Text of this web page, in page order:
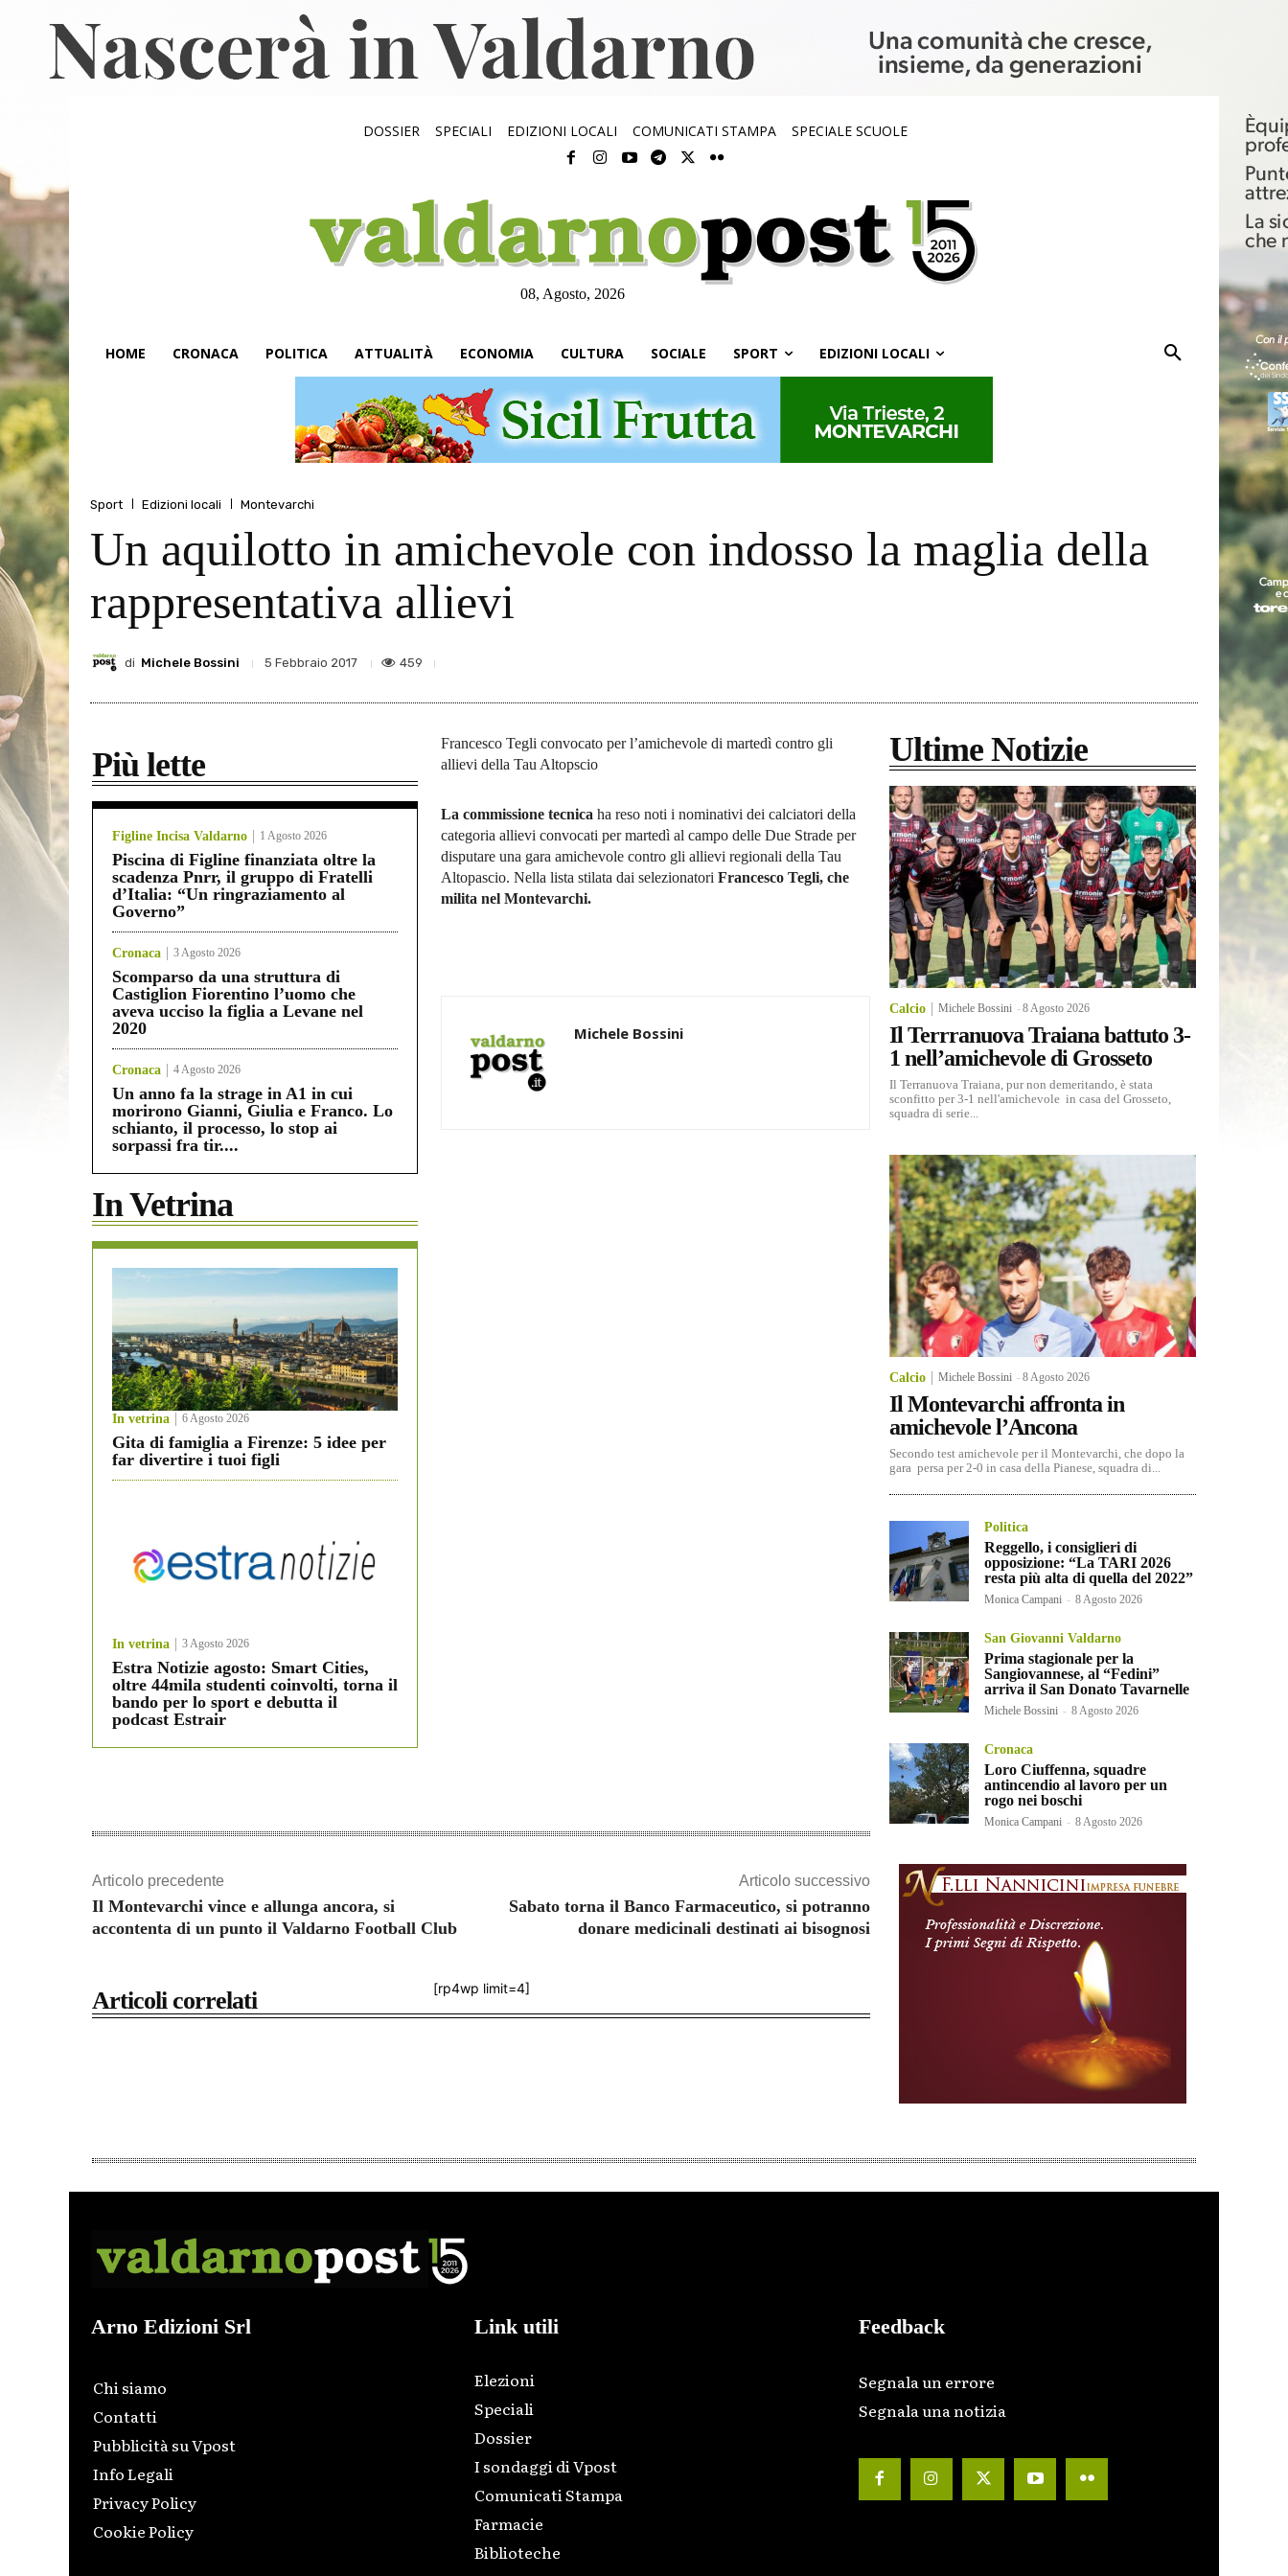
DOSSIER SPECIALI EDIZIONI LOCALI COMUNICATI STAMPA SPECIALE SCUOLE
08, Agosto, 2026
HOME CRONACA POLITICA ATTUALITÀ ECONOMIA CULTURA SOCIALE SPORT EDIZIONI LOCALI
Sport Edizioni locali Montevarchi
Un aquilotto in amichevole con indosso la maglia della
rappresentativa allievi
di Michele Bossini 5 Febbraio 2017 459
Più lette
Figline Incisa Valdarno 1 Agosto 2026
Piscina di Figline finanziata oltre la
scadenza Pnrr, il gruppo di Fratelli
d’Italia: “Un ringraziamento al
Governo”
Cronaca 3 Agosto 2026
Scomparso da una struttura di
Castiglion Fiorentino l’uomo che
aveva ucciso la figlia a Levane nel
2020
Cronaca 4 Agosto 2026
Un anno fa la strage in A1 in cui
morirono Gianni, Giulia e Franco. Lo
schianto, il processo, lo stop ai
sorpassi fra tir....
In Vetrina
In vetrina 6 Agosto 2026
Gita di famiglia a Firenze: 5 idee per
far divertire i tuoi figli
In vetrina 3 Agosto 2026
Estra Notizie agosto: Smart Cities,
oltre 44mila studenti coinvolti, torna il
bando per lo sport e debutta il
podcast Estrair
Francesco Tegli convocato per l’amichevole di martedì contro gli
allievi della Tau Altopscio
La commissione tecnica ha reso noti i nominativi dei calciatori della
categoria allievi convocati per martedì al campo delle Due Strade per
disputare una gara amichevole contro gli allievi regionali della Tau
Altopascio. Nella lista stilata dai selezionatori Francesco Tegli, che
milita nel Montevarchi.
Michele Bossini
Articolo precedente
Il Montevarchi vince e allunga ancora, si
accontenta di un punto il Valdarno Football Club
Articolo successivo
Sabato torna il Banco Farmaceutico, si potranno
donare medicinali destinati ai bisognosi
[rp4wp limit=4]
Articoli correlati
Ultime Notizie
Calcio Michele Bossini -8 Agosto 2026
Il Terrranuova Traiana battuto 3-
1 nell’amichevole di Grosseto
Il Terranuova Traiana, pur non demeritando, è stata
sconfitto per 3-1 nell'amichevole in casa del Grosseto,
squadra di serie...
Calcio Michele Bossini -8 Agosto 2026
Il Montevarchi affronta in
amichevole l’Ancona
Secondo test amichevole per il Montevarchi, che dopo la
gara persa per 2-0 in casa della Pianese, squadra di...
Politica
Reggello, i consiglieri di
opposizione: “La TARI 2026
resta più alta di quella del 2022”
Monica Campani - 8 Agosto 2026
San Giovanni Valdarno
Prima stagionale per la
Sangiovannese, al “Fedini”
arriva il San Donato Tavarnelle
Michele Bossini - 8 Agosto 2026
Cronaca
Loro Ciuffenna, squadre
antincendio al lavoro per un
rogo nei boschi
Monica Campani - 8 Agosto 2026
Arno Edizioni Srl
Chi siamo
Contatti
Pubblicità su Vpost
Info Legali
Privacy Policy
Cookie Policy
Link utili
Elezioni
Speciali
Dossier
I sondaggi di Vpost
Comunicati Stampa
Farmacie
Biblioteche
Feedback
Segnala un errore
Segnala una notizia